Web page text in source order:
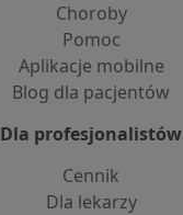
Choroby
Pomoc
Aplikacje mobilne
Blog dla pacjentów
Dla profesjonalistów
Cennik
Dla lekarzy